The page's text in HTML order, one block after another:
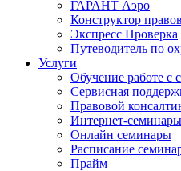
ГАРАНТ Аэро
Конструктор
Экспресс Проверка
Путеводитель по
Услуги
Обучение работе с
Сервисная
Правовой
Интернет-семинары
Онлайн семинары
Расписание
Прайм